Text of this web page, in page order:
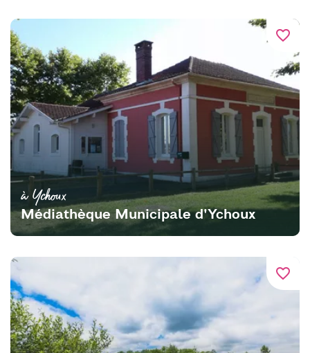
favorite_border
à Ychoux
Médiathèque Municipale d'Ychoux
favorite_border